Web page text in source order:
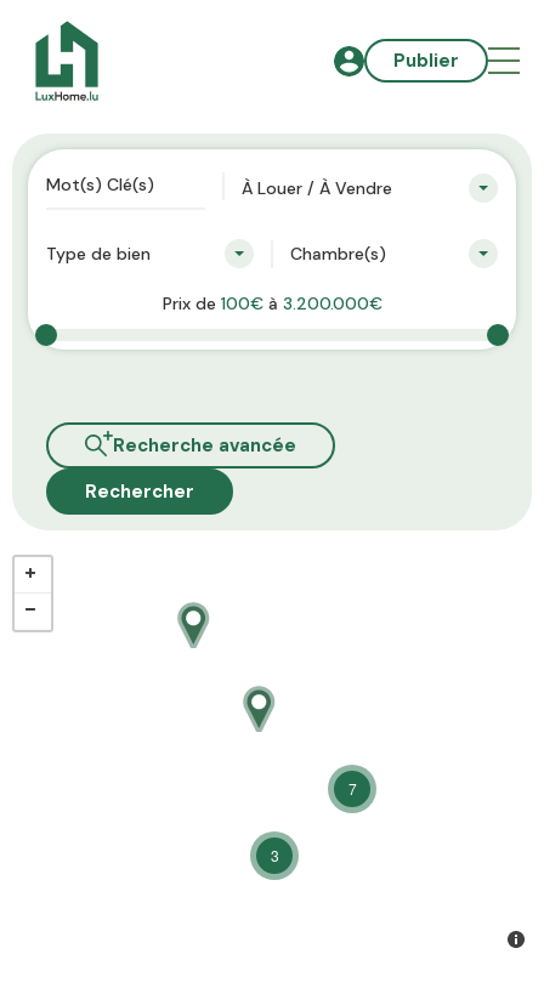
Publier
À Louer / À Vendre
Type de bien Chambre(s)
Prix de 100€à 3.200.000€
Recherche avancée
Rechercher
3
7